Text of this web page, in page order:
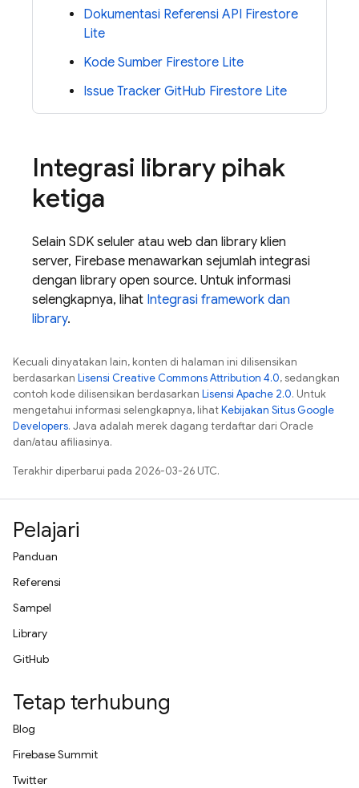
Dokumentasi Referensi API Firestore
Lite
Kode Sumber Firestore Lite
Issue Tracker GitHub Firestore Lite
Integrasi library pihak
ketiga
Selain SDK seluler atau web dan library klien
server, Firebase menawarkan sejumlah integrasi
dengan library open source. Untuk informasi
selengkapnya, lihat Integrasi framework dan
library.
Kecuali dinyatakan lain, konten di halaman ini dilisensikan
berdasarkan Lisensi Creative Commons Attribution 4.0, sedangkan
contoh kode dilisensikan berdasarkan Lisensi Apache 2.0. Untuk
mengetahui informasi selengkapnya, lihatKebijakan Situs Google
Developers. Java adalah merek dagang terdaftar dari Oracle
dan/atau afiliasinya.
Terakhir diperbarui pada 2026-03-26 UTC.
Pelajari
Panduan
Referensi
Sampel
Library
GitHub
Tetap terhubung
Blog
Firebase Summit
Twitter